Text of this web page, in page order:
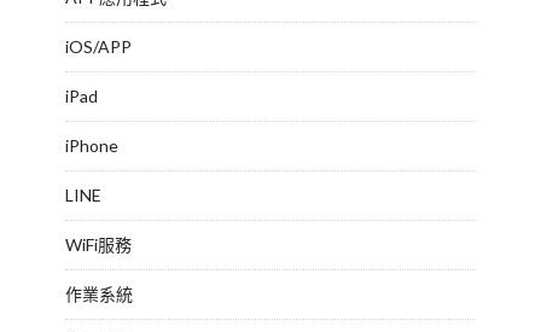
iOS/APP
iPad
iPhone
LINE
WiFi服務
作業系統